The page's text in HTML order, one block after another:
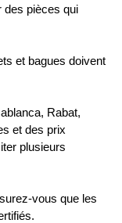
des pièces qui
et bagues doivent
Rabat,
et des prix
plusieurs
vous que les